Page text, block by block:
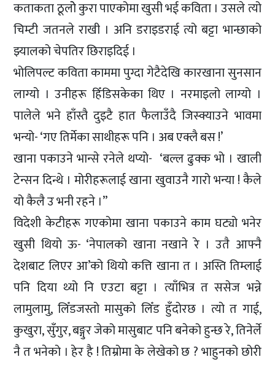
कताकता ठूलोे कुरा पाएकोमा खुसी भई कविता । उसले त्यो
चिम्टी जतनले राखी । अनि डराइडराई त्यो बट्टा भान्छाको
झ्यालको चेपतिर छिराइदिई ।
भोलिपल्ट कविता काममा पुग्दा गेटैदेखि कारखाना सुनसान
लाग्यो । उनीहरू हिँडिसकेका थिए । नरमाइलो लाग्यो ।
पालेले भने हाँस्तै दुइटै हात फैलाउँदै जिस्क्याउने भावमा
भन्यो- ‘गए तिर्मेका साथीहरू पनि । अब एक्लै बस !’
खाना पकाउने भान्से रनेले थप्यो- ‘बल्ल ढुक्क भो । खाली
टेन्सन दिन्थे । मोरीहरूलाई खाना खुवाउनै गारो भन्या ! कैले
यो कैलै उ भनी रहने ।’’
विदेशी केटीहरू गएकोमा खाना पकाउने काम घट्यो भनेर
खुसी थियो ऊ- ‘नेपालको खाना नखाने रे । उतै आफ्नै
देशबाट लिएर आ’को थियो कत्ति खाना त । अस्ति तिम्लाई
पनि दिया थ्यो नि एउटा बट्टा । त्याँभित्र त ससेज भन्ने
लामुलामु, लिँडजस्तो मासुको लिँड हुँदोरछ । त्यो त गाई,
कुखुरा, सुँगुर, बङ्गुर जेको मासुबाट पनि बनेको हुन्छ रे, तिनेर्ले
नै त भनेको । हेर है ! तिम्रोमा के लेखेको छ ? भाहुनको छोरी